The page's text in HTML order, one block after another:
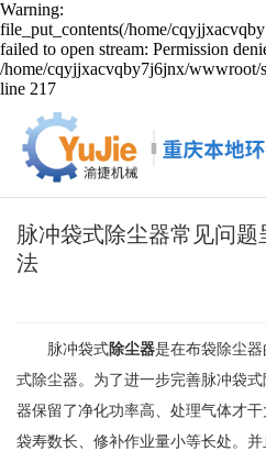
Warning:
file_put_contents(/home/
failed to open stream: Permission
/home/cqyjjxacvqby7j6jnx/wwwroot/
line 217
脉冲袋式除尘器常见问
法
脉冲袋式除尘器是在布袋除尘
式除尘器。为了进一步完善脉冲袋
器保留了净化功率高、处理气体才
袋寿数长、修补作业量小等长处。